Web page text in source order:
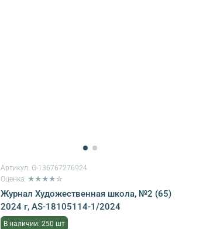
Артикул: G-136767276924
Оценка: ★★★★☆
Журнал Художественная школа, №2 (65)
2024 г, AS-18105114-1/2024
В наличии: 250 шт